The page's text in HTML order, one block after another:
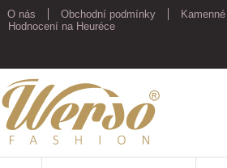
O nás Obchodní podmínky
Hodnocení na Heuréce
Werso